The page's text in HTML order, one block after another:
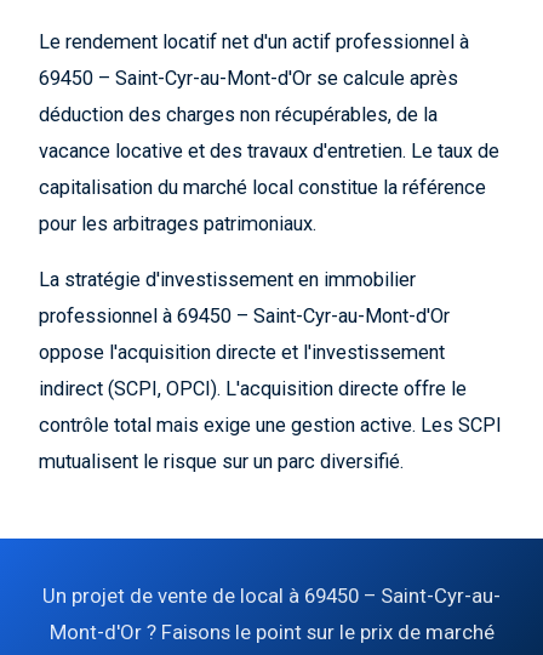
Le rendement locatif net d'un actif professionnel à
69450 – Saint-Cyr-au-Mont-d'Or se calcule après
déduction des charges non récupérables, de la
vacance locative et des travaux d'entretien. Le taux de
capitalisation du marché local constitue la référence
pour les arbitrages patrimoniaux.
La stratégie d'investissement en immobilier
professionnel à 69450 – Saint-Cyr-au-Mont-d'Or
oppose l'acquisition directe et l'investissement
indirect (SCPI, OPCI). L'acquisition directe offre le
contrôle total mais exige une gestion active. Les SCPI
mutualisent le risque sur un parc diversifié.
Un projet de vente de local à 69450 – Saint-Cyr-au-
Mont-d'Or ? Faisons le point sur le prix de marché